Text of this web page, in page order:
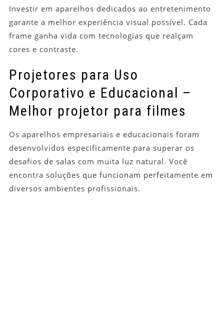
Investir em aparelhos dedicados ao entretenimento
garante a melhor experiência visual possível. Cada
frame ganha vida com tecnologias que realçam
cores e contraste.
Projetores para Uso
Corporativo e Educacional –
Melhor projetor para filmes
Os aparelhos empresariais e educacionais foram
desenvolvidos especificamente para superar os
desafios de salas com muita luz natural. Você
encontra soluções que funcionam perfeitamente em
diversos ambientes profissionais.